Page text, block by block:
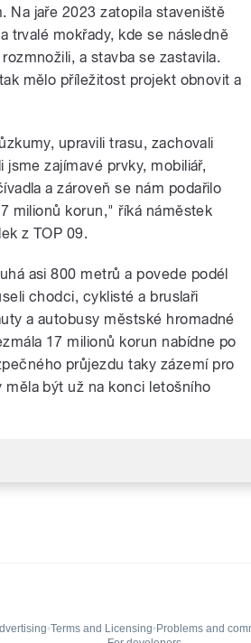
Na jaře 2023 zatopila staveniště
trvalé mokřady, kde se následně
a stavba se zastavila.
mělo příležitost projekt obnovit a
upravili trasu, zachovali
jsme zajímavé prvky, mobiliář,
a zároveň se nám podařilo
milionů korun," říká náměstek
z TOP 09.
asi 800 metrů a povede podél
chodci, cyklisté a bruslaři
a autobusy městské hromadné
17 milionů korun nabídne po
průjezdu taky zázemí pro
být už na konci letošního